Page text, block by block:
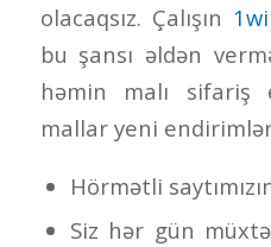
olacaqsız. Çalışın
bu şansı əldən
həmin malı
mallar yeni
Hörmətli
Siz hər gün